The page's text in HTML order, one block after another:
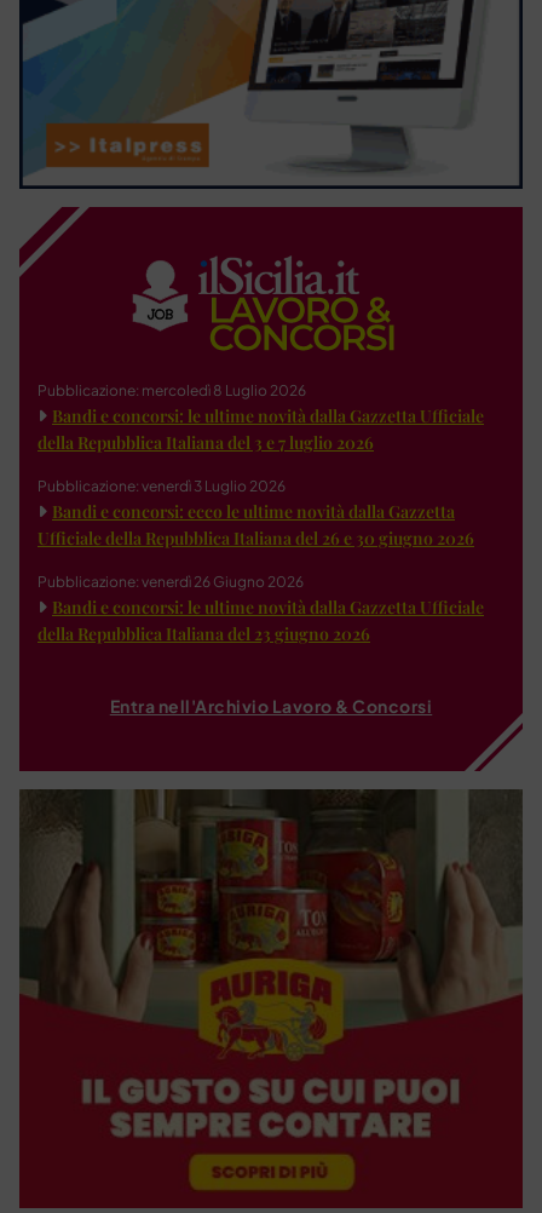
Pubblicazione: mercoledì 8 Luglio 2026
Bandi e concorsi: le ultime novità dalla Gazzetta Ufficiale
della Repubblica Italiana del 3 e 7 luglio 2026
Pubblicazione: venerdì 3 Luglio 2026
Bandi e concorsi: ecco le ultime novità dalla Gazzetta
Ufficiale della Repubblica Italiana del 26 e 30 giugno 2026
Pubblicazione: venerdì 26 Giugno 2026
Bandi e concorsi: le ultime novità dalla Gazzetta Ufficiale
della Repubblica Italiana del 23 giugno 2026
Entra nell'Archivio Lavoro & Concorsi